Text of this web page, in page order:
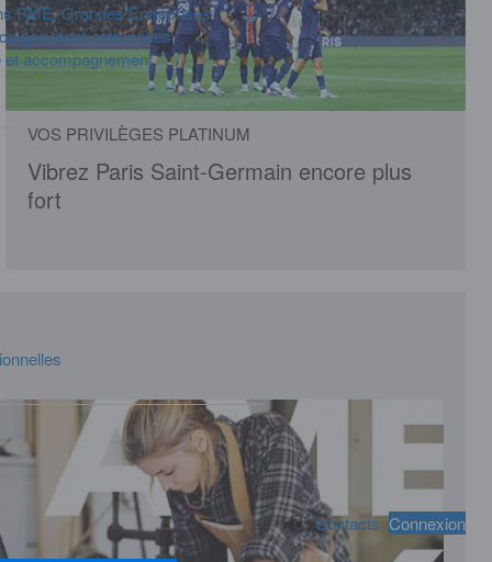
PME, Grandes Entreprises
paiement entreprises
et accompagnement
Search Button
Contacts Connexion
VOS PRIVILÈGES PLATINUM
Vibrez Paris Saint-Germain encore plus
fort